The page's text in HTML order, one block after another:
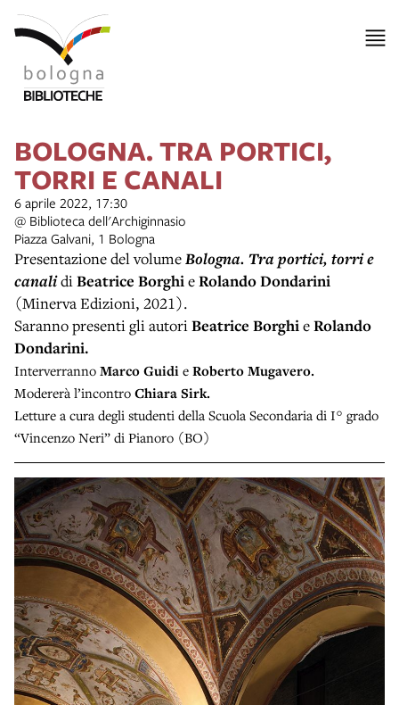
BOLOGNA. TRA PORTICI,
TORRI E CANALI
6 aprile 2022, 17:30
@ Biblioteca dell'Archiginnasio
Piazza Galvani, 1 Bologna
Presentazione del volumeBologna. Tra portici, torri e
canalidiBeatrice BorghieRolando Dondarini
(Minerva Edizioni, 2021).
Saranno presenti gli autoriBeatrice BorghieRolando
Dondarini.
Interverranno Marco Guidi e Roberto Mugavero.
Modererà l’incontro Chiara Sirk.
Letture a cura degli studenti della Scuola Secondaria di I° grado
“Vincenzo Neri” di Pianoro (BO)